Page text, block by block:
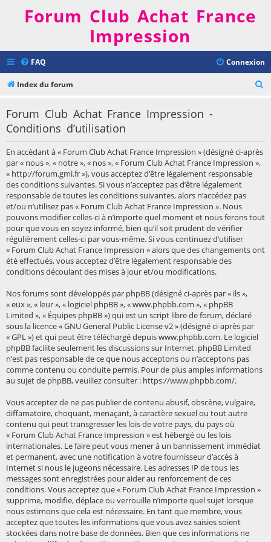
Forum Club Achat France
Impression
FAQ Connexion
Index du forum
Forum Club Achat France Impression -
Conditions d’utilisation
En accédant à « Forum Club Achat France Impression » (désigné ci-après
par « nous », « notre », « nos », « Forum Club Achat France Impression »,
« http://forum.gmi.fr »), vous acceptez d’être légalement responsable
des conditions suivantes. Si vous n’acceptez pas d’être légalement
responsable de toutes les conditions suivantes, alors n’accédez pas
et/ou n’utilisez pas « Forum Club Achat France Impression ». Nous
pouvons modifier celles-ci à n’importe quel moment et nous ferons tout
pour que vous en soyez informé, bien qu’il soit prudent de vérifier
régulièrement celles-ci par vous-même. Si vous continuez d’utiliser
« Forum Club Achat France Impression » alors que des changements ont
été effectués, vous acceptez d’être légalement responsable des
conditions découlant des mises à jour et/ou modifications.
Nos forums sont développés par phpBB (désigné ci-après par « ils »,
« eux », « leur », « logiciel phpBB », « www.phpbb.com », « phpBB
Limited », « Équipes phpBB ») qui est un script libre de forum, déclaré
sous la licence «GNU General Public License v2» (désigné ci-après par
« GPL ») et qui peut être téléchargé depuiswww.phpbb.com. Le logiciel
phpBB facilite seulement les discussions sur Internet. phpBB Limited
n’est pas responsable de ce que nous acceptons ou n’acceptons pas
comme contenu ou conduite permis. Pour de plus amples informations
au sujet de phpBB, veuillez consulter : https://www.phpbb.com/.
Vous acceptez de ne pas publier de contenu abusif, obscène, vulgaire,
diffamatoire, choquant, menaçant, à caractère sexuel ou tout autre
contenu qui peut transgresser les lois de votre pays, du pays où
« Forum Club Achat France Impression » est hébergé ou les lois
internationales. Le faire peut vous mener à un bannissement immédiat
et permanent, avec une notification à votre fournisseur d’accès à
Internet si nous le jugeons nécessaire. Les adresses IP de tous les
messages sont enregistrées pour aider au renforcement de ces
conditions. Vous acceptez que « Forum Club Achat France Impression »
supprime, modifie, déplace ou verrouille n’importe quel sujet lorsque
nous estimons que cela est nécessaire. En tant que membre, vous
acceptez que toutes les informations que vous avez saisies soient
stockées dans notre base de données. Bien que ces informations ne